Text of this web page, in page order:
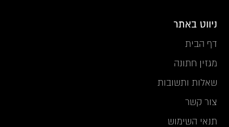
ניווט באתר
דף הבית
מגזין חתונה
שאלות ותשובות
צור קשר
תנאי השימוש